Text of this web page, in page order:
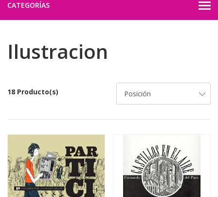
CATEGORÍAS
Ilustracion
18 Producto(s)